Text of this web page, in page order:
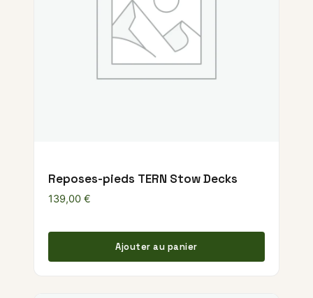
Reposes-pieds TERN Stow Decks
139,00 €
Ajouter au panier